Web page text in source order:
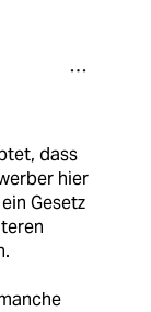
dass
hier
Gesetz